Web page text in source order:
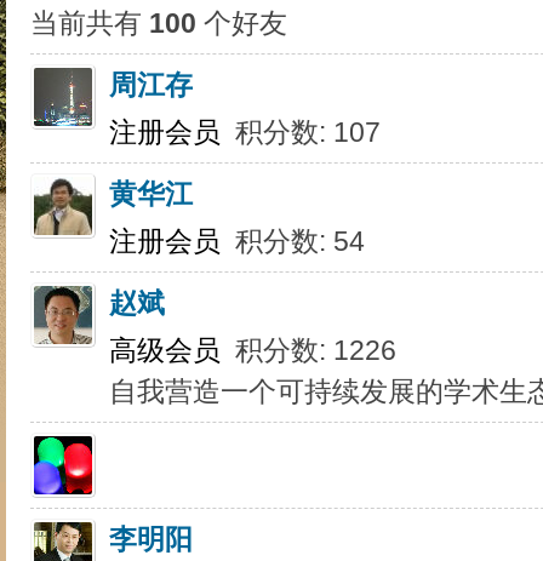
当前共有 100 个好友
周江存
注册会员 积分数: 107
黄华江
注册会员 积分数: 54
赵斌
高级会员 积分数: 1226
自我营造一个可持续发展的学术生
李明阳